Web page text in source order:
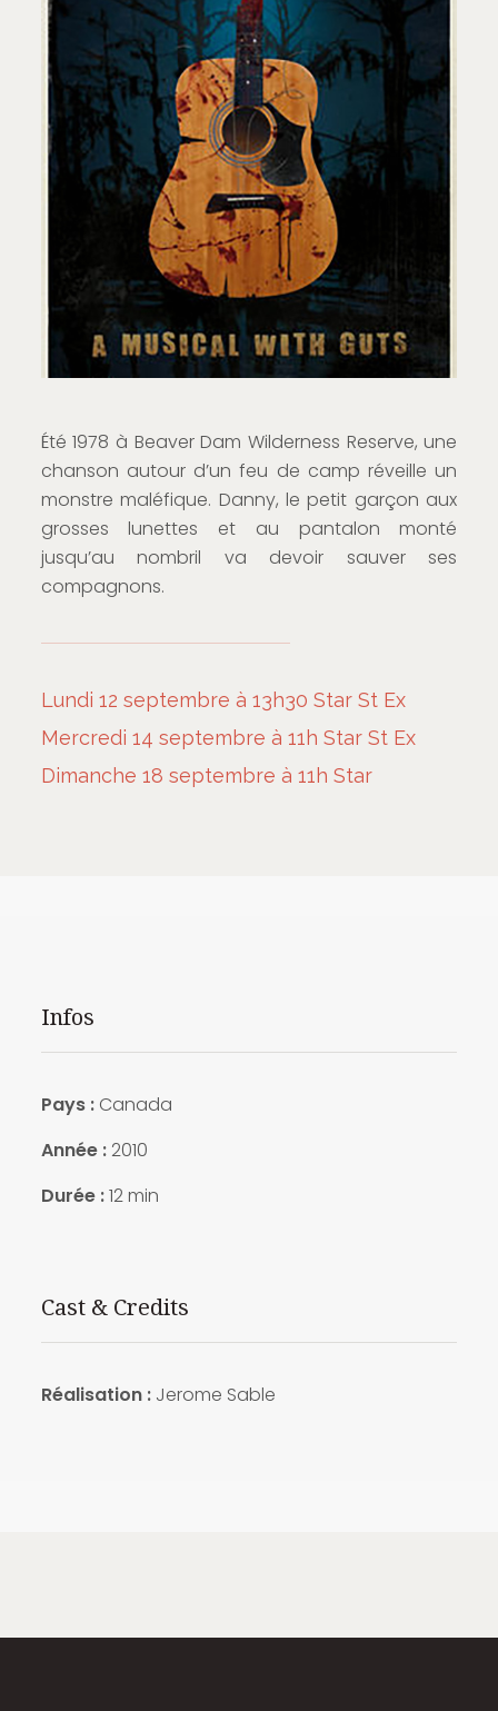
Été 1978 à Beaver Dam Wilderness Reserve, une
chanson autour d’un feu de camp réveille un
monstre maléfique. Danny, le petit garçon aux
grosses lunettes et au pantalon monté
jusqu’au nombril va devoir sauver ses
compagnons.
Lundi 12 septembre à 13h30 Star St Ex
Mercredi 14 septembre à 11h Star St Ex
Dimanche 18 septembre à 11h Star
Infos
Pays : Canada
Année : 2010
Durée :12 min
Cast & Credits
Réalisation : Jerome Sable